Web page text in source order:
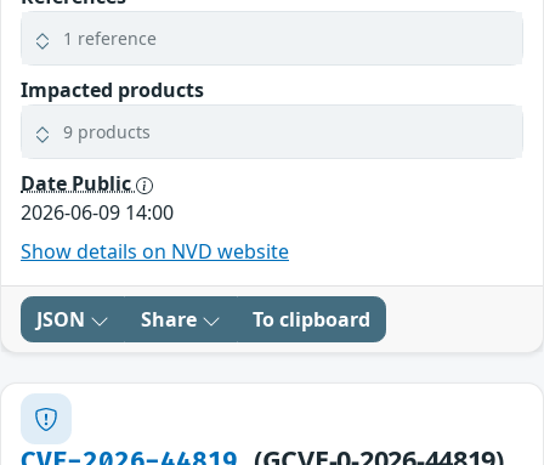
1 reference
Impacted products
9 products
Date Public
2026-06-09 14:00
Show details on NVD website
JSON Share To clipboard